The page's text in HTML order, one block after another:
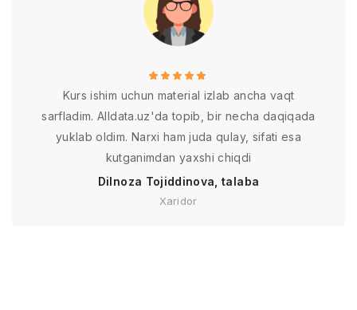
Kurs ishim uchun material izlab ancha vaqt
sarfladim. Alldata.uz'da topib, bir necha daqiqada
yuklab oldim. Narxi ham juda qulay, sifati esa
kutganimdan yaxshi chiqdi
Dilnoza Tojiddinova, talaba
Xaridor